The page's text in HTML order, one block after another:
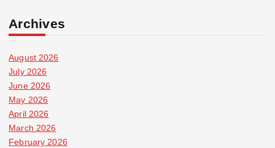
Archives
August 2026
July 2026
June 2026
May 2026
April 2026
March 2026
February 2026